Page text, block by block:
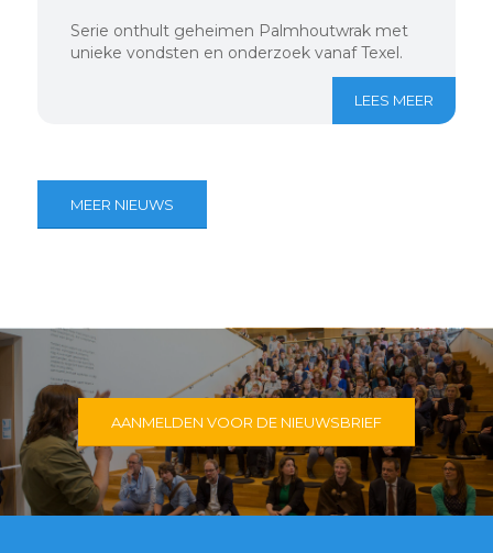
Serie onthult geheimen Palmhoutwrak met
unieke vondsten en onderzoek vanaf Texel.
LEES MEER
MEER NIEUWS
AANMELDEN VOOR DE NIEUWSBRIEF